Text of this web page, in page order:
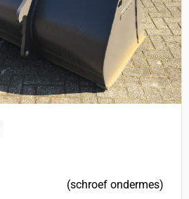
(schroef ondermes)